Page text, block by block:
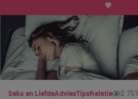
💙
Seks en LiefdeAdviesTipsRelatie